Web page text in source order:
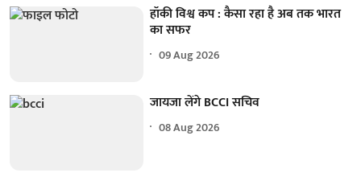
हॉकी विश्व कप : कैसा रहा है अब तक भारत
का सफर
09 Aug 2026
जायजा लेंगे BCCI सचिव
08 Aug 2026